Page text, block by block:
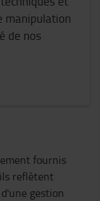
manipulation
de nos
fournis
reflètent
gestion